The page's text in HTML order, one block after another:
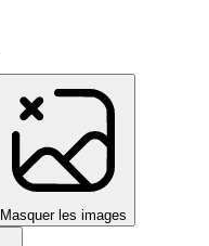
Masquer les images